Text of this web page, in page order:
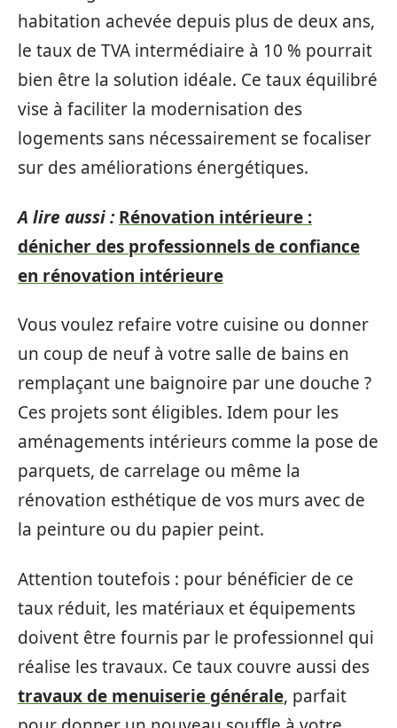
habitation achevée depuis plus de deux ans,
le taux de TVA intermédiaire à 10 % pourrait
bien être la solution idéale. Ce taux équilibré
vise à faciliter la modernisation des
logements sans nécessairement se focaliser
sur des améliorations énergétiques.
A lire aussi : Rénovation intérieure :
dénicher des professionnels de confiance
en rénovation intérieure
Vous voulez refaire votre cuisine ou donner
un coup de neuf à votre salle de bains en
remplaçant une baignoire par une douche ?
Ces projets sont éligibles. Idem pour les
aménagements intérieurs comme la pose de
parquets, de carrelage ou même la
rénovation esthétique de vos murs avec de
la peinture ou du papier peint.
Attention toutefois : pour bénéficier de ce
taux réduit, les matériaux et équipements
doivent être fournis par le professionnel qui
réalise les travaux. Ce taux couvre aussi des
travaux de menuiserie générale, parfait